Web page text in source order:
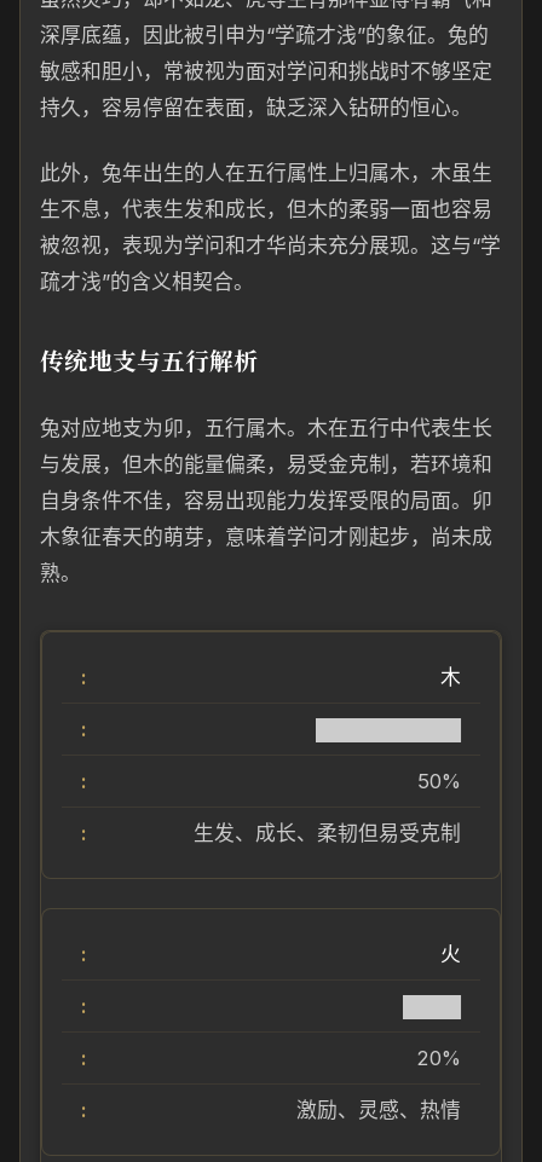
深厚底蕴，因此被引申为“学疏才浅”的象征。兔的
敏感和胆小，常被视为面对学问和挑战时不够坚定
持久，容易停留在表面，缺乏深入钻研的恒心。
此外，兔年出生的人在五行属性上归属木，木虽生
生不息，代表生发和成长，但木的柔弱一面也容易
被忽视，表现为学问和才华尚未充分展现。这与“学
疏才浅”的含义相契合。
传统地支与五行解析
兔对应地支为卯，五行属木。木在五行中代表生长
与发展，但木的能量偏柔，易受金克制，若环境和
自身条件不佳，容易出现能力发挥受限的局面。卯
木象征春天的萌芽，意味着学问才刚起步，尚未成
熟。
木
50%
生发、成长、柔韧但易受克制
火
20%
激励、灵感、热情